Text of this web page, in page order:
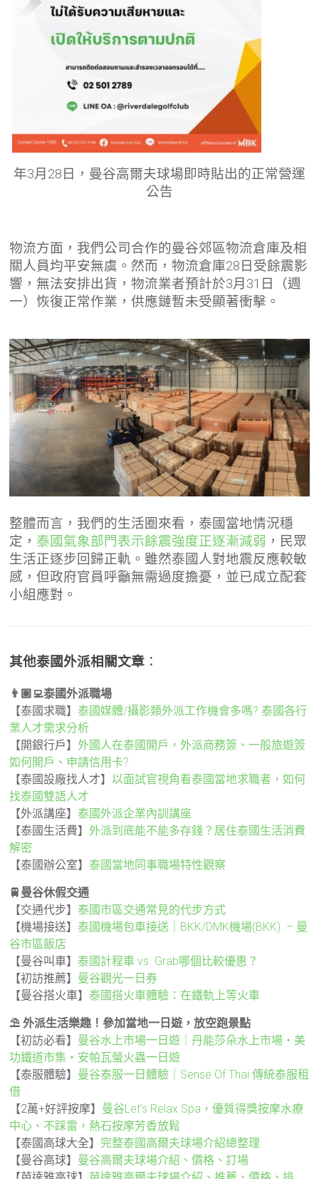
年3月28日，曼谷高爾夫球場即時貼出的正常營運
公告
物流方面，我們公司合作的曼谷郊區物流倉庫及相
關人員均平安無虞。然而，物流倉庫28日受餘震影
響，無法安排出貨，物流業者預計於3月31日（週
一）恢復正常作業，供應鏈暫未受顯著衝擊。
整體而言，我們的生活圈來看，泰國當地情況穩
定， 泰國氣象部門表示餘震強度正逐漸減弱 ，民眾
生活正逐步回歸正軌。雖然泰國人對地震反應較敏
感，但政府官員呼籲無需過度擔憂，並已成立配套
小組應對。
其他泰國外派相關文章 ：
👨🏽‍💻泰國外派職場
【泰國求職】泰國媒體/攝影類外派工作機會多嗎? 泰國各行
業人才需求分析
【開銀行戶】外國人在泰國開戶，外派商務簽、一般旅遊簽
如何開戶、申請信用卡?
【泰國設廠找人才】以面試官視角看泰國當地求職者，如何
找泰國雙語人才
【外派講座】泰國外派企業內訓講座
【泰國生活費】外派到底能不能多存錢？居住泰國生活消費
解密
【泰國辦公室】泰國當地同事職場特性觀察
🚆曼谷休假交通
【交通代步】泰國市區交通常見的代步方式
【機場接送】泰國機場包車接送｜BKK/DMK機場(BKK) – 曼
谷市區飯店
【曼谷叫車】泰國計程車 vs. Grab哪個比較優惠？
【初訪推薦】 曼谷觀光一日券
【曼谷搭火車】泰國搭火車體驗：在鐵軌上等火車
⛱️ 外派生活樂趣！參加當地一日遊，放空跑景點
【初訪必看】 曼谷水上市場一日遊｜丹能莎朵水上市場・美
功鐵道市集・安帕瓦螢火蟲一日遊
【泰服體驗】 曼谷泰服一日體驗｜Sense Of Thai 傳統泰服租
借
【2萬+好評按摩】 曼谷Let’s Relax Spa，優質得獎按摩水療
中心、不踩雷，熱石按摩芳香放鬆
【泰國高球大全】 完整泰國高爾夫球場介紹總整理
【曼谷高球】 曼谷高爾夫球場介紹、價格、訂場